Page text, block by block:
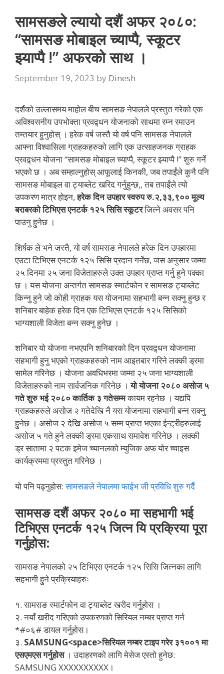
सामसङले ल्यायो दशैं अफर २०८०:
“सामसङ मोबाइल च्याप्पै, स्कूटर
झ्याप्पै !” अफरको साथ ।
September 19, 2023 by Dinesh
दशैंको उल्लासमय माहोल बीच सामसङ नेपालले प्रस्तुत गरेको एक
अविश्वसनीय उपभोक्ता प्रवद्र्धन योजनाको साथमा रम्न रमाउन
तम्तयार हुनुहोस् । हरेक वर्ष जस्तै यो वर्ष पनि सामसङ नेपालले
आफ्ना विश्वासिला ग्राहकहरुको लागि एक उत्साहजनक ग्राहक
प्रवद्र्धन योजना “सामसङ मोबाइल च्याप्पै, स्कूटर झ्याप्पै !” शुरु गर्ने
भएको छ । अब सम्हाल्नुहोस् आफूलाई किनकी, जब तपाईंले कुनै पनि
सामसङ मोबाइल वा ट्याब्लेट खरिद गर्नुहुन्छ,, तब तपाईंले त्यो
उपकरण मात्र होइन,हरेक दिन उपहार स्वरुप रु.२,३३,९०० मूल्य
बराबरको टिभिएस एनटर्क १२५ सिसि स्कूटरजित्ने अवसर पनि
पाउनु हुनेछ ।
शिर्षक ले भने जस्तै, यो वर्ष सामसङ नेपालले हरेक दिन उपहारमा
एउटा टिभिएस एनटर्क १२५ सिसि प्रदान गर्नेछ, जस अनुसार जम्मा
२५ दिनमा २५ जना विजेताहरुले उक्त उपहार प्राप्त गर्नु हुने पक्का
छ । यस योजना अन्तर्गत सामसङ स्मार्टफोन र सामसङ ट्याब्लेट
किन्नु हुने जो कोही ग्राहक यस योजनामा सहभागी बन्न सक्नु हुन्छ र
शनिबार बाहेक हरेक दिन एक टिभिएस एनटर्क १२५ सिसिको
भाग्यशाली विजेता बन्न सक्नु हुनेछ ।
शनिबार यो योजना नभएपनि शनिबारको दिन प्रवद्र्धन योजनामा
सहभागी हुनु भएको ग्राहकहरुको नाम आइतबार गरिने लक्की ड्रमा
सामेल गरिनेछ । योजना अवधिभरमा जम्मा २५ जना भाग्यशाली
विजेताहरुको नाम सार्वजनिक गरिनेछ ।योयोजना २०८० असोज ५
गते शुरु भई २०८० कार्तिक ३ गतेसम्मकायम रहनेछ । यद्यपि
ग्राहकहरुले असोज २ गतेदेखि नै यस योजनामा सहभागी बन्न सक्नु
हुनेछ । असोज २ देखि असोज ५ सम्म प्राप्त भएका ईन्ट्रीहरुलाई
असोज ५ गते हुने लक्की ड्रमा एकसाथ समावेश गरिनेछ । लक्की
ड्र सातामा २ पटक इमेज च्यानलको म्युजिक अफ योर च्वाइस
कार्यक्रममा प्रस्तुत गरिनेछ ।
यो पनि पढ्नुहोस:सामसङले नेपालमा फाईभ जी प्रविधि शुरु गर्दै
सामसङ दशैं अफर २०८० मा सहभागी भई
टिभिएस एनटर्क १२५ जित्न यि प्रक्रिया पूरा
गर्नुहोस:
सामसङ नेपालको २५ टिभिएस एनटर्क १२५ सिसि जित्नका लागि
सहभागी हुने प्रक्रियाहरुः
१. सामसङ स्मार्टफोन वा ट्याब्लेट खरीद गर्नुहोस ।
२. नयाँ खरीद गरिएको उपकरणको सिरियल नम्बर प्राप्त गर्न
*#०६# डायल गर्नुहोस।
३. SAMSUNG<space>सिरियल नम्बर टाइप गरेर ३१००१ मा
एसएमएस गर्नुहोस। उदाहरणको लागि मेसेज एस्तो हुनेछ:
SAMSUNG XXXXXXXXXX।